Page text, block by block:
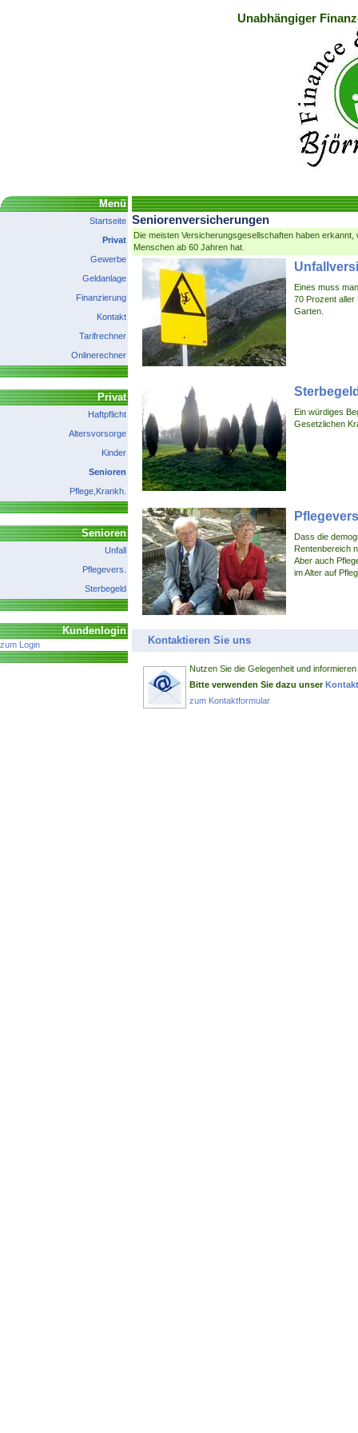
Unabhängiger
Menü
Startseite
Privat
Gewerbe
Geldanlage
Finanzierung
Kontakt
Tarifrechner
Onlinerechner
Privat
Haftpflicht
Altersvorsorge
Kinder
Senioren
Pflege,Krankh.
Senioren
Unfall
Pflegevers.
Sterbegeld
Kundenlogin
zum Login
Seniorenversicherungen
Die meisten Versicherungsgesellschaften haben
Menschen ab 60 Jahren hat.
Eines muss
70 Prozent aller
Garten.
Ein würdiges
Gesetzlichen
Dass die
Rentenbereich
Aber auch
im Alter auf
Kontaktieren Sie uns
Nutzen Sie die Gelegenheit und
Bitte verwenden Sie dazu unser
zum Kontaktformular